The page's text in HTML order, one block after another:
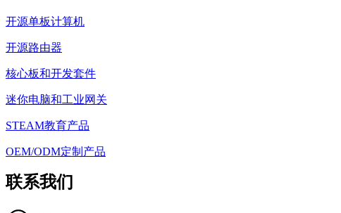
开源单板计算机
开源路由器
核心板和开发套件
迷你电脑和工业网关
STEAM教育产品
OEM/ODM定制产品
联系我们